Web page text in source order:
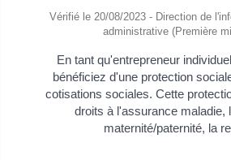
Vérifié le 20/08/2023 - Direction de
administrative (Première
En tant qu'entrepreneur
bénéficiez d'une protection
cotisations sociales. Cette
droits à l'assurance maladie,
maternité/paternité, la